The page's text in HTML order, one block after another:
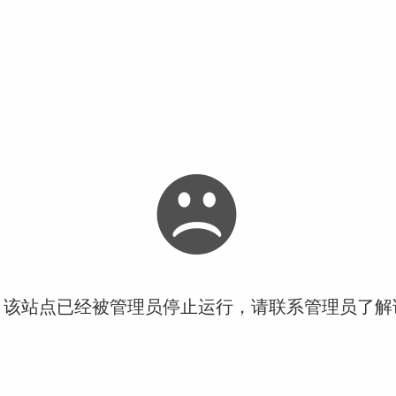
站点已经被管理员停止运行，请联系管理员了